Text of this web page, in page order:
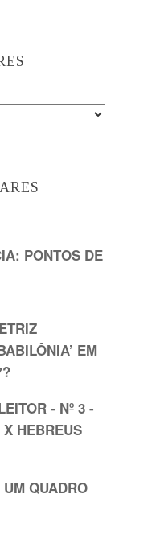
PONTOS DE
EM
- Nº 3 -
HEBREUS
QUADRO